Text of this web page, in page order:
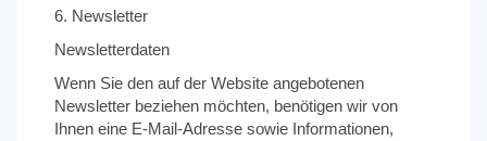
6. Newsletter
Newsletterdaten
Wenn Sie den auf der Website angebotenen
Newsletter beziehen möchten, benötigen wir von
Ihnen eine E-Mail-Adresse sowie Informationen,